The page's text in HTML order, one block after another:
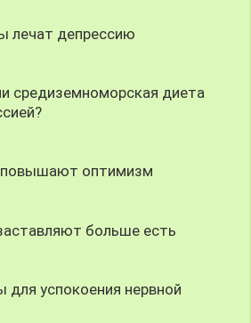
лечат депрессию
средиземноморская диета
оптимизм
больше есть
успокоения нервной